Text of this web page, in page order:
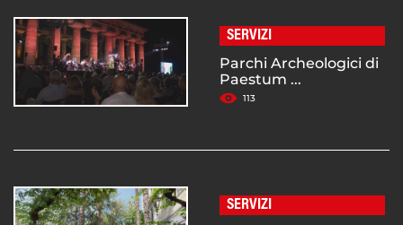
SERVIZI
Parchi Archeologici di
Paestum ...
113
SERVIZI